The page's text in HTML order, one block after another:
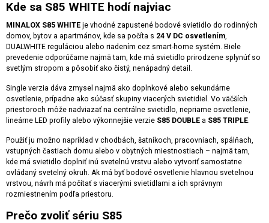
Kde sa S85 WHITE hodí najviac
MINALOX S85 WHITE je vhodné zapustené bodové svietidlo do rodinných
domov, bytov a apartmánov, kde sa počíta s 24 V DC osvetlením
DUALWHITE reguláciou alebo riadením cez smart-home systém. Biele
prevedenie odporúčame najmä tam, kde má svietidlo prirodzene splynúť so
svetlým stropom a pôsobiť ako čistý, nenápadný detail.
Single verzia dáva zmysel najmä ako doplnkové alebo sekundárne
osvetlenie, prípadne ako súčasť skupiny viacerých svietidiel. Vo väčších
priestoroch môže nadviazať na centrálne svietidlo, nepriame osvetlenie,
lineárne LED profily alebo výkonnejšie verzie S85 DOUBLE a S85 TRIPLE
Použiť ju možno napríklad v chodbách, šatníkoch, pracovniach, spálňach,
vstupných častiach domu alebo v obytných miestnostiach – najmä tam,
kde má svietidlo doplniť inú svetelnú vrstvu alebo vytvoriť samostatne
ovládaný svetelný okruh. Ak má byť bodové osvetlenie hlavnou svetelnou
vrstvou, návrh má počítať s viacerými svietidlami a ich správnym
rozmiestnením podľa priestoru.
Prečo zvoliť sériu S85